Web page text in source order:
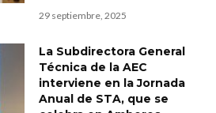
29 septiembre, 2025
La Subdirectora General
Técnica de la AEC
interviene en la Jornada
Anual de STA, que se